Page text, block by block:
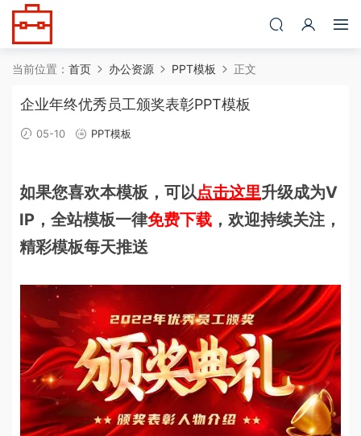
当前位置： 首页 办公资源 PPT模板 正文
企业年终优秀员工颁奖表彰PPT模板
05-10 PPT模板
如果您喜欢本模板，可以点击这里升级成为V
IP，全站模板一律免费下载 ，欢迎持续关注，
精彩模板每天推送